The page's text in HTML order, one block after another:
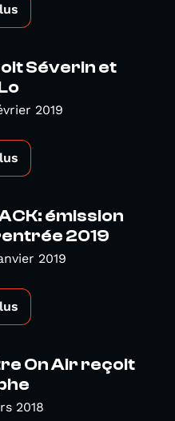
Séverin et
2019
émission
2019
2019
On Air reçoit
2018